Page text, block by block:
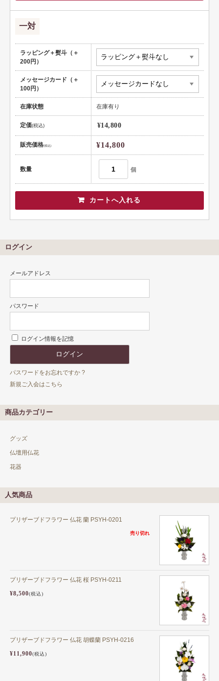
一対
ラッピング＋熨斗（＋
200円）
メッセージカード（＋
100円）
在庫状態 在庫有り
定価(税込) ¥14,800
販売価格(税込) ¥14,800
数量 個
ログイン
メールアドレス
パスワード
ログイン情報を記憶
パスワードをお忘れですか ?
新規ご入会はこちら
商品カテゴリー
グッズ
仏壇用仏花
花器
人気商品
プリザーブドフラワー 仏花 蘭 PSYH-0201
売り切れ
プリザーブドフラワー 仏花 桜 PSYH-0211
¥8,500(税込)
プリザーブドフラワー 仏花 胡蝶蘭 PSYH-0216
¥11,900(税込)